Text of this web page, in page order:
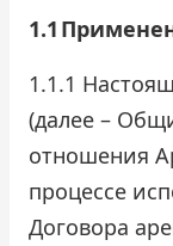
Оплата
Контакты
Обратный
1.1
1.1.1
(далее –
отношения
процессе
Договора